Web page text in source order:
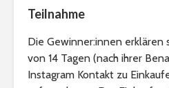
Teilnahme
Die Gewinner:innen erklären
von 14 Tagen (nach ihrer
Instagram Kontakt zu